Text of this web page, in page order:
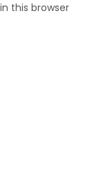
this browser